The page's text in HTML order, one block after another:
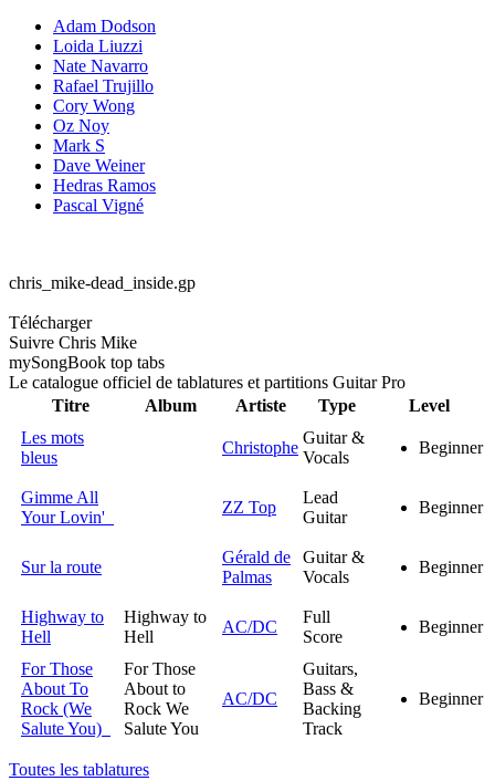
Adam Dodson
Loida Liuzzi
Nate Navarro
Rafael Trujillo
Cory Wong
Oz Noy
Mark S
Dave Weiner
Hedras Ramos
Pascal Vigné
chris_mike-dead_inside.gp
Télécharger
Suivre Chris Mike
mySongBook top tabs
Le catalogue officiel de tablatures et partitions Guitar Pro
Titre
Album Artiste Type
Level
Les mots
bleus
Christophe
Guitar &
Vocals
Beginner
Gimme All
Your Lovin'
ZZ Top
Lead
Guitar
Beginner
Sur la route
Gérald de
Palmas
Guitar &
Vocals
Beginner
Highway to
Hell
Highway to
Hell
AC/DC
Full
Score
Beginner
For Those
About To
Rock (We
Salute You)
For Those
About to
Rock We
Salute You
AC/DC
Guitars,
Bass &
Backing
Track
Beginner
Toutes les tablatures